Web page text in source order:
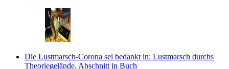
Die Lustmarsch-Corona sei bedankt in: Lustmarsch durchs
Theoriegelände. Abschnitt in Buch